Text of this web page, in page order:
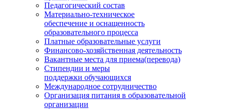
Педагогический состав
Материально-техническое
обеспечение и оснащенность
образовательного процесса
Платные образовательные услуги
Финансово-хозяйственная деятельность
Вакантные места для приема(перевода)
Стипендии и меры
поддержки обучающихся
Международное сотрудничество
Организация питания в образовательной
организации